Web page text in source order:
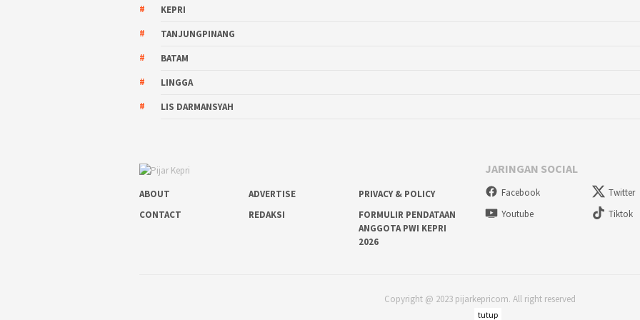
KEPRI
TANJUNGPINANG
BATAM
LINGGA
LIS DARMANSYAH
ABOUT ADVERTISE
PRIVACY & POLICY
CONTACT
REDAKSI
FORMULIR PENDATAAN
ANGGOTA PWI KEPRI
2026
JARINGAN SOCIAL
Facebook Twitter
Youtube
Tiktok
Copyright @ 2023 pijarkepricom. All right reserved
tutup